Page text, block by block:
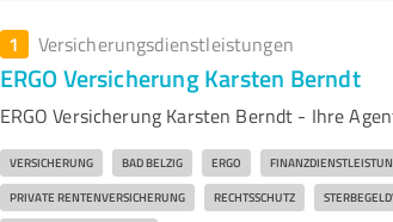
1 Versicherungsdienstleistungen
ERGO Versicherung Karsten Berndt
ERGO Versicherung Karsten Berndt - Ihre
VERSICHERUNG BAD BELZIG ERGO
PRIVATE RENTENVERSICHERUNG RECHTSSCHUTZ